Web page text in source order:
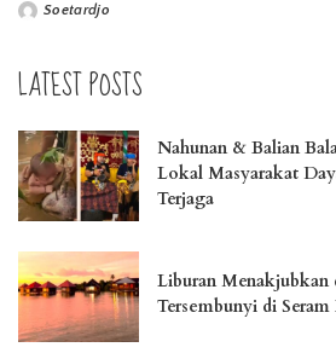
Soetardjo
LATEST POSTS
Nahunan & Balian
Lokal Masyarakat
Terjaga
Liburan Menakjubkan
Tersembunyi di